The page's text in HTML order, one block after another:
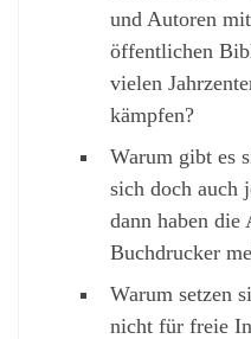
und Autoren
öffentlichen
vielen
kämpfen?
Warum gibt es
sich doch auch
dann haben die
Buchdrucker
Warum setzen
nicht für freie